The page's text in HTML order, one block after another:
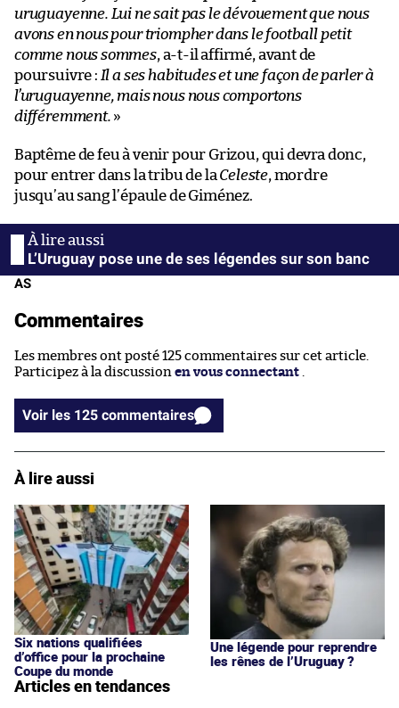
uruguayenne. Lui ne sait pas le dévouement que nous
avons en nous pour triompher dans le football petit
comme nous sommes, a-t-il affirmé, avant de
poursuivre : Il a ses habitudes et une façon de parler à
l’uruguayenne, mais nous nous comportons
différemment. »
Baptême de feu à venir pour Grizou, qui devra donc,
pour entrer dans la tribu de la Celeste, mordre
jusqu’au sang l’épaule de Giménez.
L’Uruguay pose une de ses légendes sur son banc
AS
Commentaires
Les membres ont posté 125 commentaires sur cet article.
Participez à la discussion en vous connectant
Voir les 125 commentaires
À lire aussi
Six nations qualifiées
d’office pour la prochaine
Coupe du monde
Une légende pour reprendre
les rênes de l’Uruguay ?
Articles en tendances